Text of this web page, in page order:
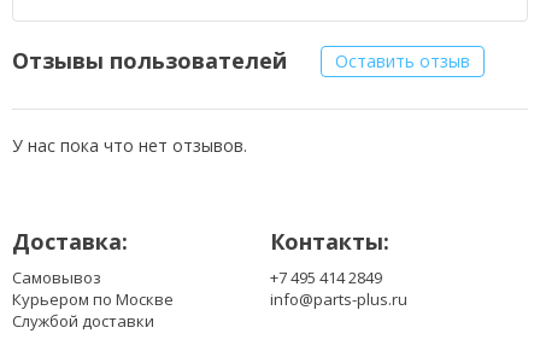
AS10D31
AS10D41
AS10D56
AS10D81
BT.00403.021
BT.00405.013
Отзывы пользователей Оставить отзыв
У нас пока что нет отзывов.
Доставка:
Самовывоз
Курьером по Москве
Службой доставки
Контакты:
+7 495 414 2849
info@parts-plus.ru